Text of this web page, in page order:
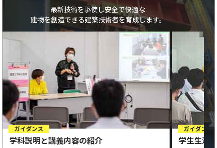
最新技術を駆使し安全で快適な
建物を創造できる建築技術者を育成します。
ガイダンス
学科説明と講義内容の紹介
ガイダンス
学生生活